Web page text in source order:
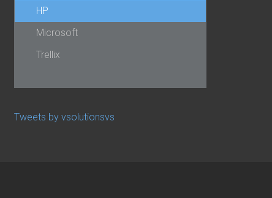
HP
Microsoft
Trellix
Tweets by vsolutionsvs